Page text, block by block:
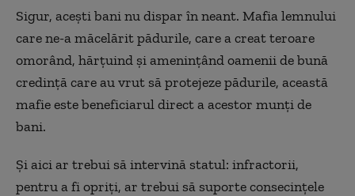
Sigur, acești bani nu dispar în neant. Mafia lemnului
care ne-a măcelărit pădurile, care a creat teroare
omorând, hărțuind și amenințând oamenii de bună
credință care au vrut să protejeze pădurile, această
mafie este beneficiarul direct a acestor munți de
bani.
Și aici ar trebui să intervină statul: infractorii,
pentru a fi opriți, ar trebui să suporte consecințele